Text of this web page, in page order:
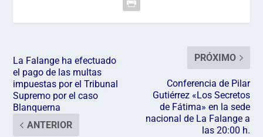
La Falange ha efectuado
el pago de las multas
impuestas por el Tribunal
Supremo por el caso
Blanquerna
ANTERIOR
PRÓXIMO
Conferencia de Pilar
Gutiérrez «Los Secretos
de Fátima» en la sede
nacional de La Falange a
las 20:00 h.